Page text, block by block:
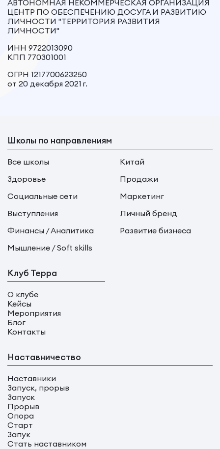
АВТОНОМНАЯ НЕКОММЕРЧЕСКАЯ ОРГАНИЗАЦИЯ
ЦЕНТР ПО ОБЕСПЕЧЕНИЮ ДОСУГА И РАЗВИТИЮ
ЛИЧНОСТИ "ТЕРРИТОРИЯ РАЗВИТИЯ
ЛИЧНОСТИ"
ИНН 9722013090
КПП 770301001
ОГРН 1217700623250
от 20 декабря 2021 г.
Школы по направлениям
Все школы
Китай
Здоровье
Продажи
Социальные сети
Маркетинг
Выступления
Личный бренд
Финансы / Аналитика
Развитие бизнеса
Мышление / Soft skills
Клуб Терра
О клубе
Кейсы
Мероприятия
Блог
Контакты
Наставничество
Наставники
Запуск, прорыв
Запуск
Прорыв
Опора
Старт
Запук
Стать наставником